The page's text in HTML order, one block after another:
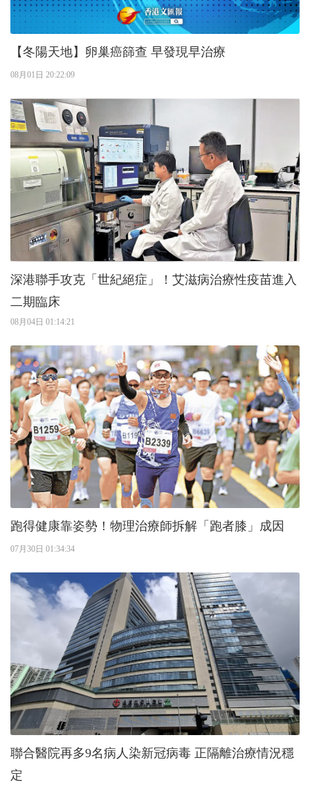
【冬陽天地】卵巢癌篩查 早發現早治療
08月01日 20:22:09
深港聯手攻克「世紀絕症」！艾滋病治療性疫苗進入
二期臨床
08月04日 01:14:21
跑得健康靠姿勢！物理治療師拆解「跑者膝」成因
07月30日 01:34:34
聯合醫院再多9名病人染新冠病毒 正隔離治療情況穩
定